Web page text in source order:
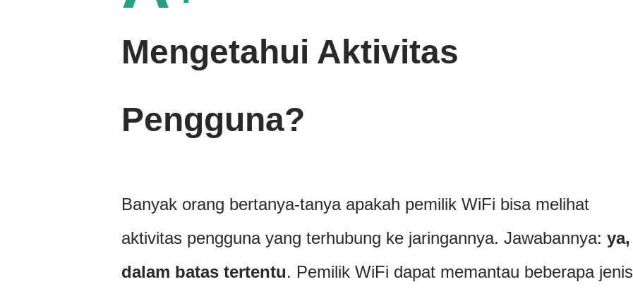
Mengetahui Aktivitas
Pengguna?
Banyak orang bertanya-tanya apakah pemilik WiFi bisa melihat
aktivitas pengguna yang terhubung ke jaringannya. Jawabannya: ya,
dalam batas tertentu. Pemilik WiFi dapat memantau beberapa jenis